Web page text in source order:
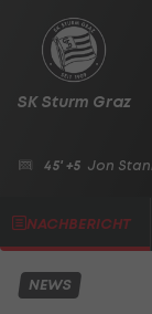
SK Sturm Graz
45' +5 Jon
NACHBERICHT
NEWS